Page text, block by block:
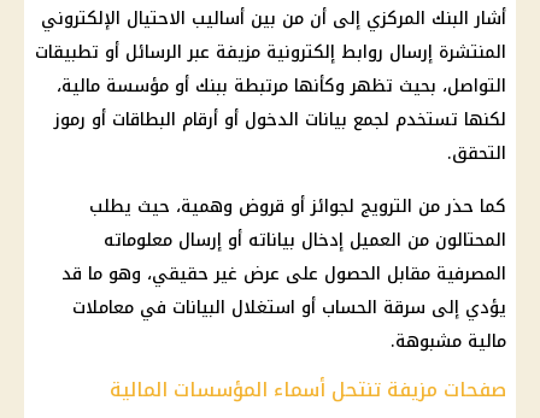
أشار البنك المركزي إلى أن من بين أساليب الاحتيال الإلكتروني
المنتشرة إرسال روابط إلكترونية مزيفة عبر الرسائل أو تطبيقات
التواصل، بحيث تظهر وكأنها مرتبطة ببنك أو مؤسسة مالية،
لكنها تستخدم لجمع بيانات الدخول أو أرقام البطاقات أو رموز
التحقق.
كما حذر من الترويج لجوائز أو قروض وهمية، حيث يطلب
المحتالون من العميل إدخال بياناته أو إرسال معلوماته
المصرفية مقابل الحصول على عرض غير حقيقي، وهو ما قد
يؤدي إلى سرقة الحساب أو استغلال البيانات في معاملات
مالية مشبوهة.
صفحات مزيفة تنتحل أسماء المؤسسات المالية